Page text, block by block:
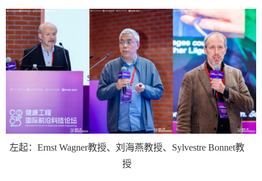
左起： Ernst Wagner教授、刘海燕教授、 Sylvestre Bonnet教
授